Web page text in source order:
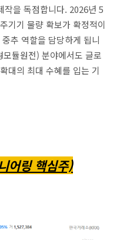
작을 독점합니다. 2026년 5
기기 물량 확보가 확정적이
추 역할을 담당하게 됩니
듈원전) 분야에서도 글로
대의 최대 수혜를 입는 기
어링 핵심주)